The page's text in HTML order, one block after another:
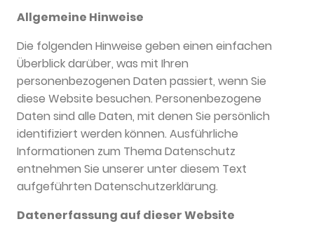
Allgemeine Hinweise
Die folgenden Hinweise geben einen einfachen
Überblick darüber, was mit Ihren
personenbezogenen Daten passiert, wenn Sie
diese Website besuchen. Personenbezogene
Daten sind alle Daten, mit denen Sie persönlich
identifiziert werden können. Ausführliche
Informationen zum Thema Datenschutz
entnehmen Sie unserer unter diesem Text
aufgeführten Datenschutzerklärung.
Datenerfassung auf dieser Website